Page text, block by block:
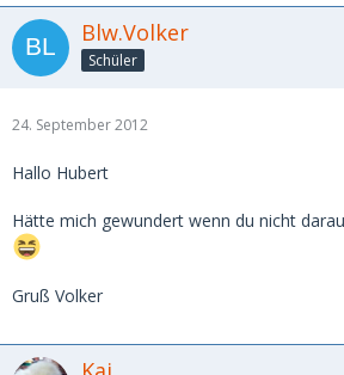
Blw.Volker
Schüler
24. September 2012
Hallo Hubert
Hätte mich gewundert wenn du nicht
Gruß Volker